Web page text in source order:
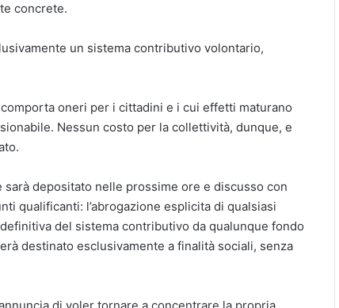
concrete.
un sistema contributivo volontario,
oneri per i cittadini e i cui effetti maturano
Nessun costo per la collettività, dunque, e
depositato nelle prossime ore e discusso con
qualificanti: l’abrogazione esplicita di qualsiasi
del sistema contributivo da qualunque fondo
destinato esclusivamente a finalità sociali, senza